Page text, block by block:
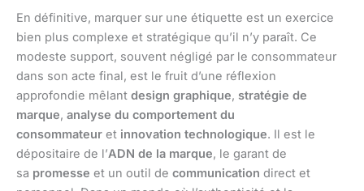
En définitive, marquer sur une étiquette est un exercice
bien plus complexe et stratégique qu’il n’y paraît. Ce
modeste support, souvent négligé par le consommateur
dans son acte final, est le fruit d’une réflexion
approfondie mêlant design graphique, stratégie de
marque, analyse du comportement du
consommateur et innovation technologique. Il est le
dépositaire de l’ADN de la marque, le garant de
sa promesse et un outil de communication direct et